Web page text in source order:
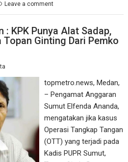
Leave a comment
: KPK Punya Alat Sadap,
Ginting Dari Pemko
topmetro.news, Medan,
– Pengamat Anggaran
Sumut Elfenda Ananda,
mengatakan jika kasus
Operasi Tangkap Tangan
(OTT) yang terjadi pada
Kadis PUPR Sumut,